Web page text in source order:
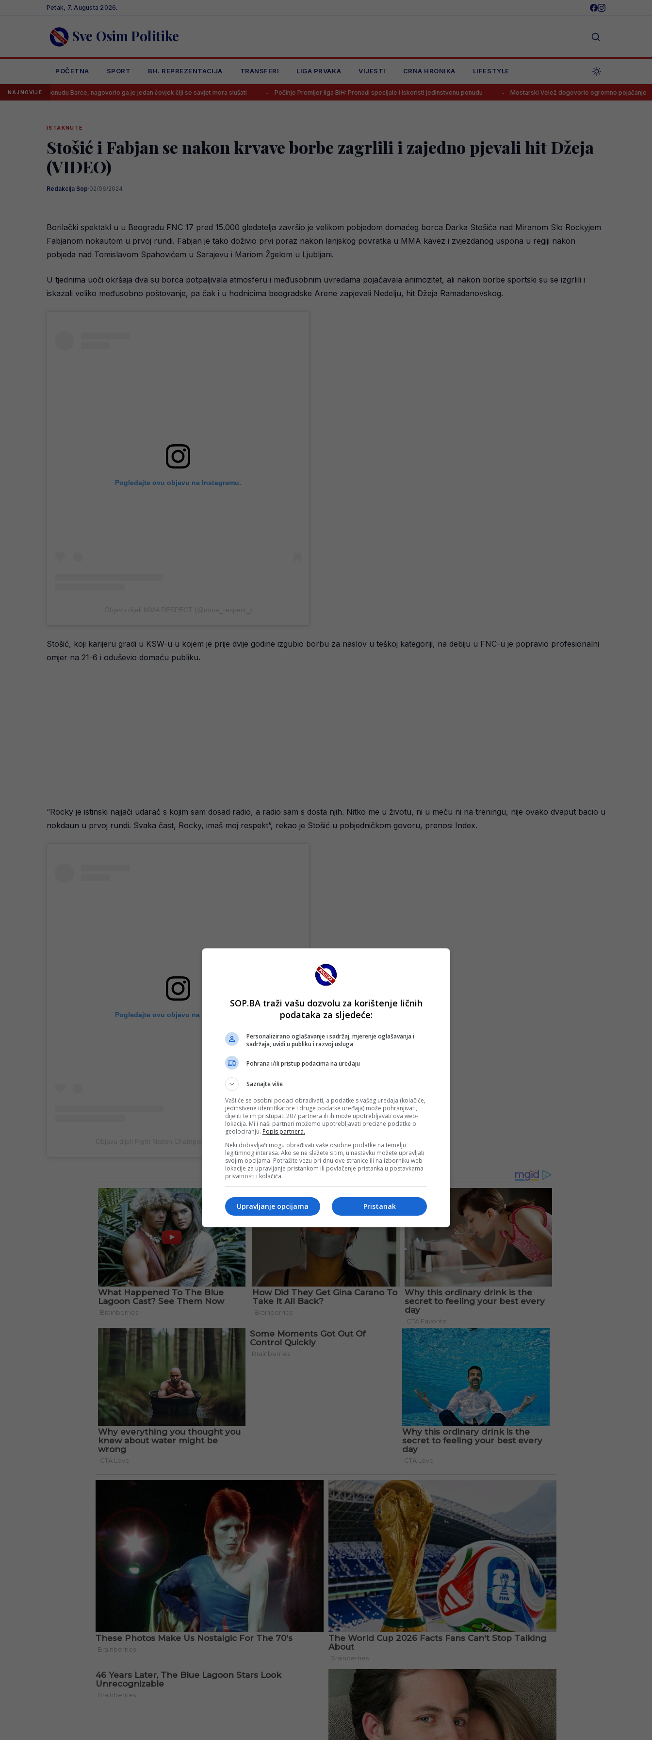
Petak, 7. Augusta 2026.
Sve Osim Politike
POČETNA SPORT BH. REPREZENTACIJA TRANSFERI LIGA PRVAKA VIJESTI CRNA HRONIKA LIFESTYLE
NAJNOVIJE
ponudu Barce, nagovorio ga je jedan čovjek čiji se savjet mora slušati Počinje Premijer liga BiH: Pronađi specijale i iskoristi jedinstvenu ponudu Mostarski Velež dogovorio ogromno pojačanje
ISTAKNUTE
Stošić i Fabjan se nakon krvave borbe zagrlili i zajedno pjevali hit Džeja
(VIDEO)
Redakcija Sop·02/06/2024
Borilački spektakl u u Beogradu FNC 17 pred 15.000 gledatelja završio je velikom pobjedom domaćeg borca Darka Stošića nad Miranom Slo Rockyjem
Fabjanom nokautom u prvoj rundi. Fabjan je tako doživio prvi poraz nakon lanjskog povratka u MMA kavez i zvjezdanog uspona u regiji nakon
pobjeda nad Tomislavom Spahovićem u Sarajevu i Mariom Žgelom u Ljubljani.
U tjednima uoči okršaja dva su borca potpaljivala atmosferu i međusobnim uvredama pojačavala animozitet, ali nakon borbe sportski su se izgrlili i
iskazali veliko međusobno poštovanje, pa čak i u hodnicima beogradske Arene zapjevali Nedelju, hit Džeja Ramadanovskog.
Pogledajte ovu objavu na Instagramu.
Stošić, koji karijeru gradi u KSW-u u kojem je prije dvije godine izgubio borbu za naslov u teškoj kategoriji, na debiju u FNC-u je popravio profesionalni
omjer na 21-6 i oduševio domaću publiku.
“Rocky je istinski najjači udarač s kojim sam dosad radio, a radio sam s dosta njih. Nitko me u životu, ni u meču ni na treningu, nije ovako dvaput bacio u
nokdaun u prvoj rundi. Svaka čast, Rocky, imaš moj respekt”, rekao je Stošić u pobjedničkom govoru, prenosi Index.
Pogledajte ovu objavu na Instagramu.
Objavu dijeli Fight Nation Championship (@fnc_mma)
SOP.BA traži vašu dozvolu za korištenje ličnih
podataka za sljedeće:
Personalizirano oglašavanje i sadržaj, mjerenje oglašavanja i
sadržaja, uvidi u publiku i razvoj usluga
Pohrana i/ili pristup podacima na uređaju
Saznajte više
Vaši će se osobni podaci obrađivati, a podatke s vašeg uređaja (kolačiće,
jedinstvene identifikatore i druge podatke uređaja) može pohranjivati,
dijeliti te im pristupati 207 partnera ili ih može upotrebljavati ova web-
lokacija. Mi i naši partneri možemo upotrebljavati precizne podatke o
geolociranju. Popis partnera.
Neki dobavljači mogu obrađivati vaše osobne podatke na temelju
legitimnog interesa. Ako se ne slažete s tim, u nastavku možete upravljati
svojim opcijama. Potražite vezu pri dnu ove stranice ili na izborniku web-
lokacije za upravljanje pristankom ili povlačenje pristanka u postavkama
privatnosti i kolačića.
Pristanak
Upravljanje opcijama